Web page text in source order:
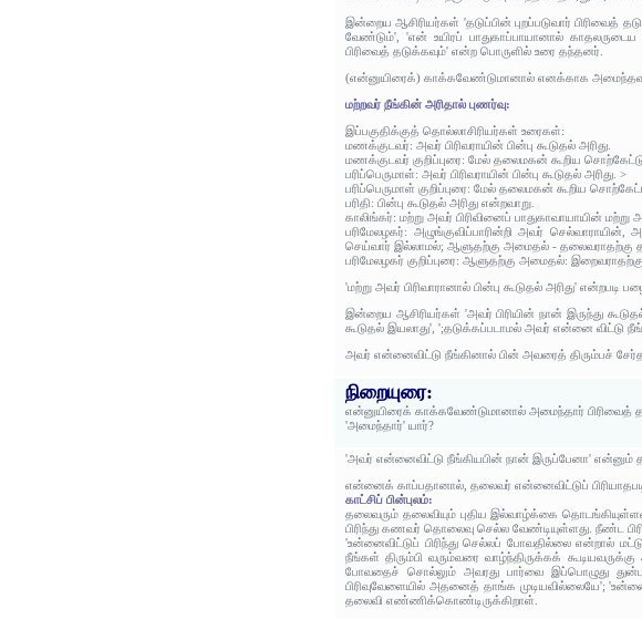
இன்றைய ஆசிரியர்கள் 'தடுப்பின் புறப்படுவார்
வேண்டும்', 'என் உயிரப் பாதுகாப்பாயானால்
பிரிவைத் தடுக்கவும்' என்ற பொருளில் உரை தந்தனர்.
(என்னுயிரைக்) காக்கவேண்டுமானால் எனக்காக
மற்றவர் நீங்கின் அரிதால் புணர்வு:
இப்பகுதிக்குத் தொல்லாசிரியர்கள் உரைகள்:
மணக்குடவர்: அவர் பிரிவராயின் பின்பு கூடுதல் அரிது.
மணக்குடவர் குறிப்புரை: மேல் தலைமகன் கூறிய
பரிப்பெருமாள்: அவர் பிரிவராயின் பின்பு கூடுதல் அரிது. >
பரிப்பெருமாள் குறிப்புரை: மேல் தலைமகன் கூறிய
பரிதி: பின்பு கூடுதல் அரிது என்றவாறு.
காலிங்கர்: மற்று அவர் பிரிவினைப் பாதுகாவாயாயின்
பரிமேலழகர்: அழுங்குவிப்பாரின்றி அவர்
செய்வார் இல்லாமல்; ஆளுதற்கு அமைதல் - தலைவராதற்கு
பரிமேலழகர் குறிப்புரை: ஆளுதற்கு அமைதல்:
'மற்று அவர் பிரிவாரானால் பின்பு கூடுதல் அரிது' என்றபடி
இன்றைய ஆசிரியர்கள் 'அவர் பிரியின் நான் இருந்து
கூடுதல் இயலாது', ';தடுக்கப்படாமல் அவர் என்னை விட்டு
அவர் என்னைவிட்டு நீங்கினால் பின் அவரைத் திரும்பச்
நிறையுரை:
என்னுயிரைக் காக்கவேண்டுமானால் அமைந்தார் பிரிவைத்
'அமைந்தார்' யார்?
'அவர் என்னைவிட்டு நீங்கியபின் நான் இருப்பேனா' என்னும்
என்னைக் காப்பதானால், தலைவர் என்னைவிட்டுப்
காட்சிப் பின்புலம்:
தலைவரும் தலைவியும் புதிய இல்வாழ்க்கை
பிரிந்து கணவர் தொலைவு செல்ல வேண்டியுள்ளது. நீண்ட
'உன்னைவிட்டுப் பிரிந்து செல்லப் போவதில்லை என்றால்
நீங்கள் திரும்பி வரும்வரை வாழ்ந்திருக்கக்
போவதைச் சொல்லும் அவரது பார்வை இப்பொழுது
பிரிவுவேளையில் அதனைத் தாங்க முடியவில்லையே';
தலைவி எண்ணிக்கொண்டிருக்கிறாள்.